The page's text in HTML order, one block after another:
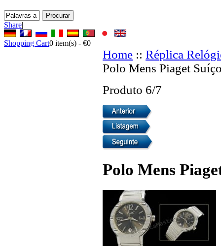
Share|
Shopping Cart0 item(s) - €0
Home :: Réplica
Polo Mens Piaget
Produto 6/7
Polo Mens